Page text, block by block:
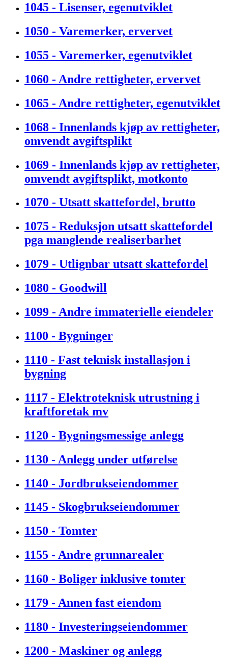
1045 - Lisenser, egenutviklet
1050 - Varemerker, ervervet
1055 - Varemerker, egenutviklet
1060 - Andre rettigheter, ervervet
1065 - Andre rettigheter, egenutviklet
1068 - Innenlands kjøp av rettigheter,
omvendt avgiftsplikt
1069 - Innenlands kjøp av rettigheter,
omvendt avgiftsplikt, motkonto
1070 - Utsatt skattefordel, brutto
1075 - Reduksjon utsatt skattefordel
pga manglende realiserbarhet
1079 - Utlignbar utsatt skattefordel
1080 - Goodwill
1099 - Andre immaterielle eiendeler
1100 - Bygninger
1110 - Fast teknisk installasjon i
bygning
1117 - Elektroteknisk utrustning i
kraftforetak mv
1120 - Bygningsmessige anlegg
1130 - Anlegg under utførelse
1140 - Jordbrukseiendommer
1145 - Skogbrukseiendommer
1150 - Tomter
1155 - Andre grunnarealer
1160 - Boliger inklusive tomter
1179 - Annen fast eiendom
1180 - Investeringseiendommer
1200 - Maskiner og anlegg